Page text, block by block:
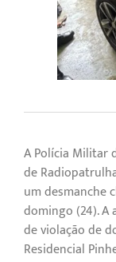
A Polícia Militar
de
um desmanche
domingo (24). A
de violação de
Residencial